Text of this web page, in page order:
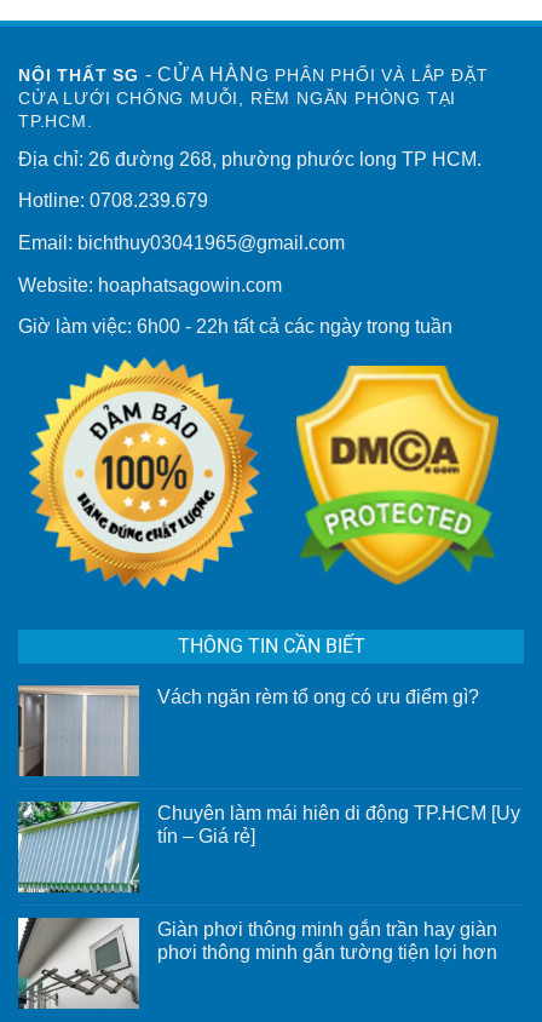
NỘI THẤT SG - CỬA HÀN G PHÂN PHỐI VÀ LẮP ĐẶT
CỬA LƯỚI CHỐNG MUỖI, RÈM NGĂN PHÒNG TẠI
TP.HCM.
Địa chỉ: 26 đường 268, phường phước long TP HCM.
Hotline: 0708.239.679
Email: bichthuy03041965@gmail.com
Website: hoaphatsagowin.com
Giờ làm việc: 6h00 - 22h tất cả các ngày trong tuần
THÔNG TIN CẦN BIẾT
Vách ngăn rèm tổ ong có ưu điểm gì?
ngăn
rèm
tổ
gì?
Chuyên làm mái hiên di động TP.HCM [Uy
tín – Giá rẻ]
ở
Chuyên
làm
Giàn phơi thông minh gắn trần hay giàn
phơi thông minh gắn tường tiện lợi hơn